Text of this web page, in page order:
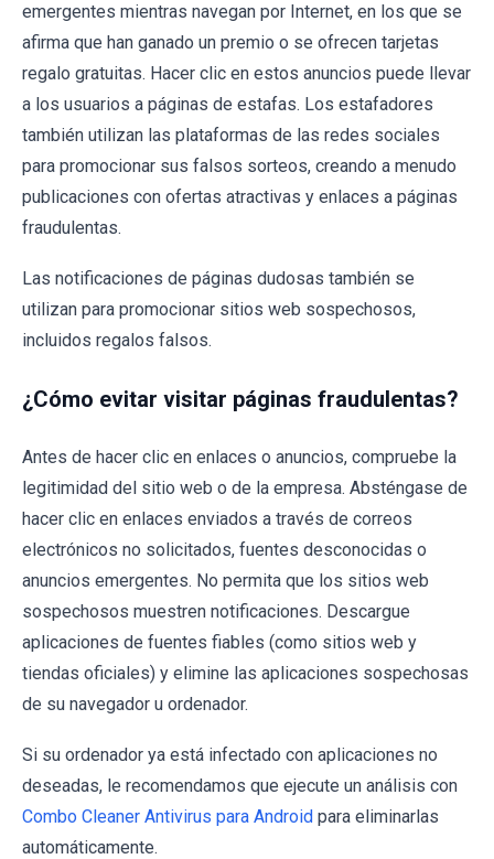
emergentes mientras navegan por Internet, en los que se
afirma que han ganado un premio o se ofrecen tarjetas
regalo gratuitas. Hacer clic en estos anuncios puede llevar
a los usuarios a páginas de estafas. Los estafadores
también utilizan las plataformas de las redes sociales
para promocionar sus falsos sorteos, creando a menudo
publicaciones con ofertas atractivas y enlaces a páginas
fraudulentas.
Las notificaciones de páginas dudosas también se
utilizan para promocionar sitios web sospechosos,
incluidos regalos falsos.
¿Cómo evitar visitar páginas fraudulentas?
Antes de hacer clic en enlaces o anuncios, compruebe la
legitimidad del sitio web o de la empresa. Absténgase de
hacer clic en enlaces enviados a través de correos
electrónicos no solicitados, fuentes desconocidas o
anuncios emergentes. No permita que los sitios web
sospechosos muestren notificaciones. Descargue
aplicaciones de fuentes fiables (como sitios web y
tiendas oficiales) y elimine las aplicaciones sospechosas
de su navegador u ordenador.
Si su ordenador ya está infectado con aplicaciones no
deseadas, le recomendamos que ejecute un análisis con
Combo Cleaner Antivirus para Android para eliminarlas
automáticamente.